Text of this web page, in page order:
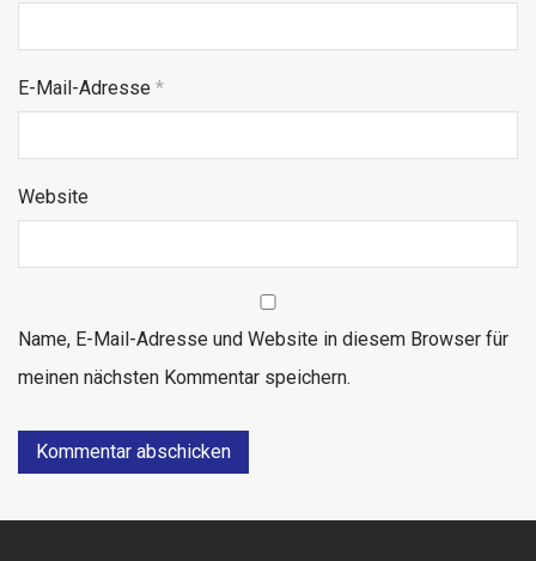
E-Mail-Adresse *
Website
Name, E-Mail-Adresse und Website in diesem Browser für
meinen nächsten Kommentar speichern.